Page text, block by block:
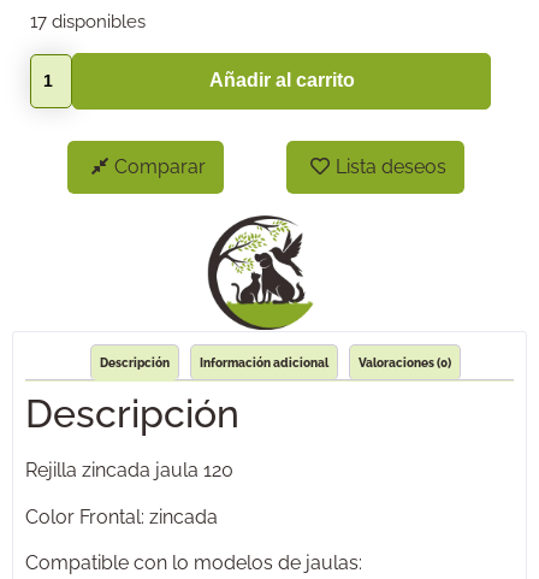
17 disponibles
Añadir al carrito
Comparar Lista deseos
Descripción Información adicional Valoraciones (0)
Descripción
Rejilla zincada jaula 120
Color Frontal: zincada
Compatible con lo modelos de jaulas: